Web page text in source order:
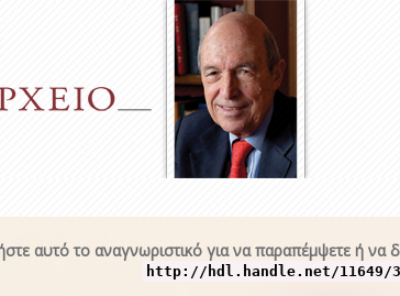
αυτό το αναγνωριστικό για να παραπέμψετε ή να
http://hdl.handle.net/11649/